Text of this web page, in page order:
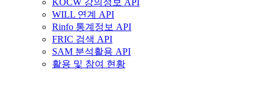
KOCW 강의정보 API
WILL 연계 API
Rinfo 통계정보 API
FRIC 검색 API
SAM 분석활용 API
활용 및 참여 현황